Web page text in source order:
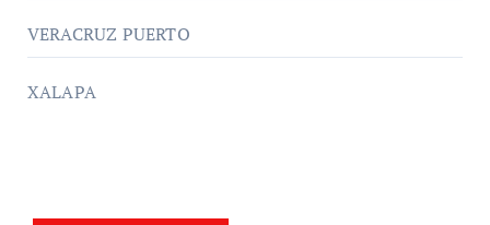
VERACRUZ PUERTO
XALAPA